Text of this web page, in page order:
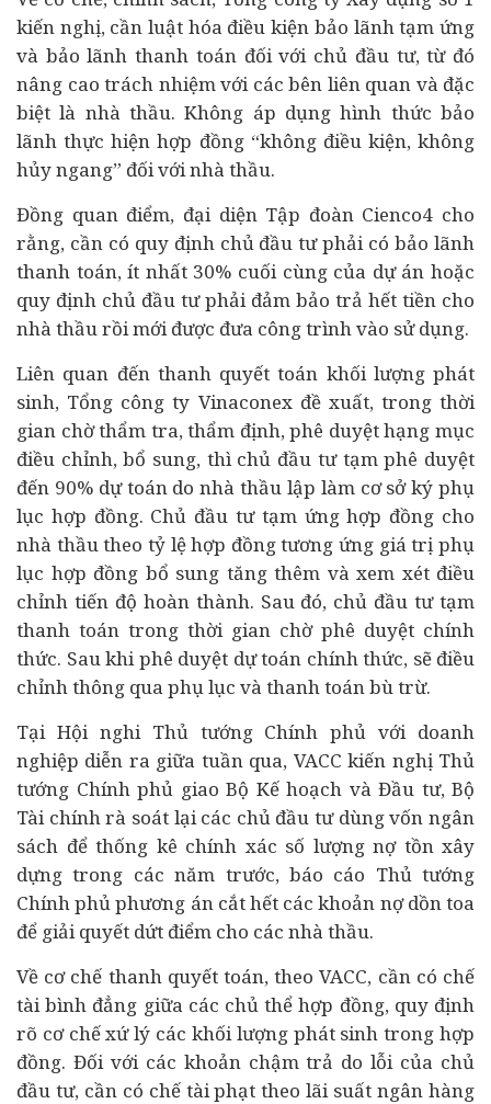
kiến nghị, cần luật hóa điều kiện bảo lãnh tạm ứng
và bảo lãnh thanh toán đối với chủ đầu tư, từ đó
nâng cao trách nhiệm với các bên liên quan và đặc
biệt là nhà thầu. Không áp dụng hình thức bảo
lãnh thực hiện hợp đồng “không điều kiện, không
hủy ngang” đối với nhà thầu.
Đồng quan điểm, đại diện Tập đoàn Cienco4 cho
rằng, cần có quy định chủ đầu tư phải có bảo lãnh
thanh toán, ít nhất 30% cuối cùng của dự án hoặc
quy định chủ đầu tư phải đảm bảo trả hết tiền cho
nhà thầu rồi mới được đưa công trình vào sử dụng.
Liên quan đến thanh quyết toán khối lượng phát
sinh, Tổng công ty Vinaconex đề xuất, trong thời
gian chờ thẩm tra, thẩm định, phê duyệt hạng mục
điều chỉnh, bổ sung, thì chủ đầu tư tạm phê duyệt
đến 90% dự toán do nhà thầu lập làm cơ sở ký phụ
lục hợp đồng. Chủ đầu tư tạm ứng hợp đồng cho
nhà thầu theo tỷ lệ hợp đồng tương ứng giá trị phụ
lục hợp đồng bổ sung tăng thêm và xem xét điều
chỉnh tiến độ hoàn thành. Sau đó, chủ đầu tư tạm
thanh toán trong thời gian chờ phê duyệt chính
thức. Sau khi phê duyệt dự toán chính thức, sẽ điều
chỉnh thông qua phụ lục và thanh toán bù trừ.
Tại Hội nghi Thủ tướng Chính phủ với doanh
nghiệp diễn ra giữa tuần qua, VACC kiến nghị Thủ
tướng Chính phủ giao Bộ Kế hoạch và Đầu tư, Bộ
Tài chínhrà soát lại các chủ đầu tư dùng vốn ngân
sách để thống kê chính xác số lượng nợ tồn xây
dựng trong các năm trước, báo cáo Thủ tướng
Chính phủ phương án cắt hết các khoản nợ dồn toa
để giải quyết dứt điểm cho các nhà thầu.
Về cơ chế thanh quyết toán, theo VACC, cần có chế
tài bình đẳng giữa các chủ thể hợp đồng, quy định
rõ cơ chế xứ lý các khối lượng phát sinh trong hợp
đồng. Đối với các khoản chậm trả do lỗi của chủ
đầu tư, cần có chế tài phạt theo lãi suất ngân hàng